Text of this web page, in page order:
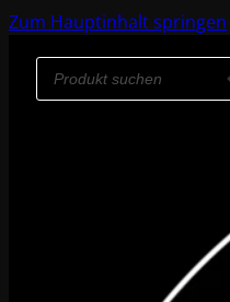
Zum Hauptinhalt springen
Products
search